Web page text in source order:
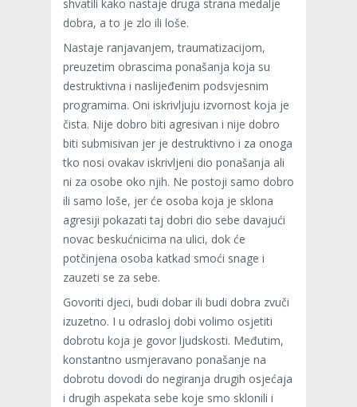
shvatili kako nastaje druga strana medalje
dobra, a to je zlo ili loše.
Nastaje ranjavanjem, traumatizacijom,
preuzetim obrascima ponašanja koja su
destruktivna i naslijeđenim podsvjesnim
programima. Oni iskrivljuju izvornost koja je
čista. Nije dobro biti agresivan i nije dobro
biti submisivan jer je destruktivno i za onoga
tko nosi ovakav iskrivljeni dio ponašanja ali
ni za osobe oko njih. Ne postoji samo dobro
ili samo loše, jer će osoba koja je sklona
agresiji pokazati taj dobri dio sebe davajući
novac beskućnicima na ulici, dok će
potčinjena osoba katkad smoći snage i
zauzeti se za sebe.
Govoriti djeci, budi dobar ili budi dobra zvuči
izuzetno. I u odrasloj dobi volimo osjetiti
dobrotu koja je govor ljudskosti. Međutim,
konstantno usmjeravano ponašanje na
dobrotu dovodi do negiranja drugih osjećaja
i drugih aspekata sebe koje smo sklonili i